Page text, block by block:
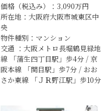
価格（税込み）：3,090万円
所在地：大阪府大阪市城東区中
央
物件種別：マンション
交通 ：大阪メトロ長堀鶴見緑地
線 「蒲生四丁目駅」歩4分 / 京
阪本線 「関目駅」歩7分 / おお
さか東線 「ＪＲ野江駅」歩10分